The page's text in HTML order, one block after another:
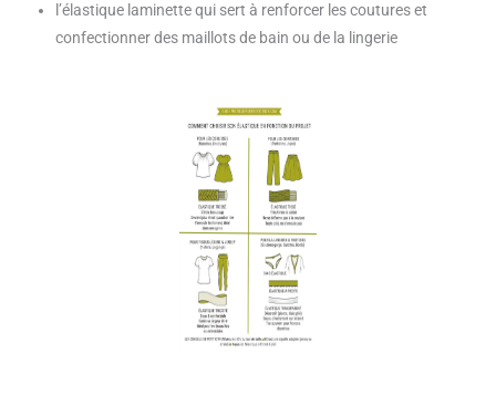
l’élastique laminette qui sert à renforcer les coutures et
confectionner des maillots de bain ou de la lingerie